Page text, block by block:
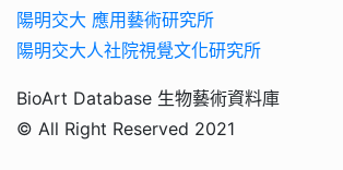
陽明交大 應用藝術研究所
陽明交大人社院視覺文化研究所
BioArt Database 生物藝術資料庫
© All Right Reserved 2021